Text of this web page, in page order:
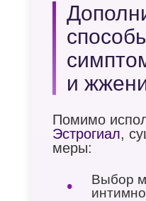
и
Помимо
Эстрогиал,
меры:
Выбор